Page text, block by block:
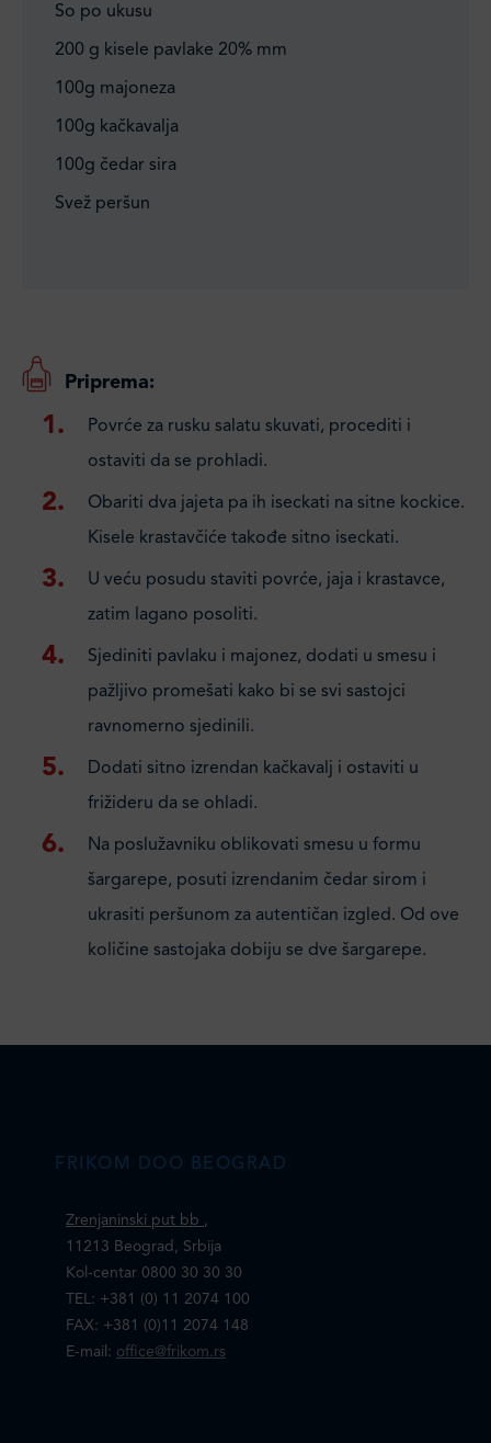
So po ukusu
200 g kisele pavlake 20% mm
100g majoneza
100g kačkavalja
100g čedar sira
Svež peršun
Priprema:
Povrće za rusku salatu skuvati, procediti i
ostaviti da se prohladi.
Obariti dva jajeta pa ih iseckati na sitne kockice.
Kisele krastavčiće takođe sitno iseckati.
U veću posudu staviti povrće, jaja i krastavce,
zatim lagano posoliti.
Sjediniti pavlaku i majonez, dodati u smesu i
pažljivo promešati kako bi se svi sastojci
ravnomerno sjedinili.
Dodati sitno izrendan kačkavalj i ostaviti u
frižideru da se ohladi.
Na poslužavniku oblikovati smesu u formu
šargarepe, posuti izrendanim čedar sirom i
ukrasiti peršunom za autentičan izgled. Od ove
količine sastojaka dobiju se dve šargarepe.
FRIKOM DOO BEOGRAD
Zrenjaninski put bb ,
11213 Beograd, Srbija
Kol-centar 0800 30 30 30
TEL: +381 (0) 11 2074 100
FAX: +381 (0)11 2074 148
E-mail: office@frikom.rs